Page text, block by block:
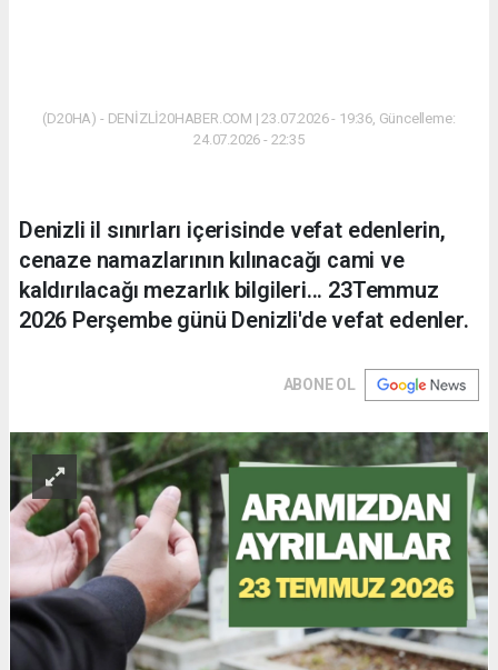
(D20HA) - DENİZLİ20HABER.COM | 23.07.2026 - 19:36, Güncelleme:
24.07.2026 - 22:35
Denizli il sınırları içerisinde vefat edenlerin,
cenaze namazlarının kılınacağı cami ve
kaldırılacağı mezarlık bilgileri... 23Temmuz
2026 Perşembe günü Denizli'de vefat edenler.
ABONE OL